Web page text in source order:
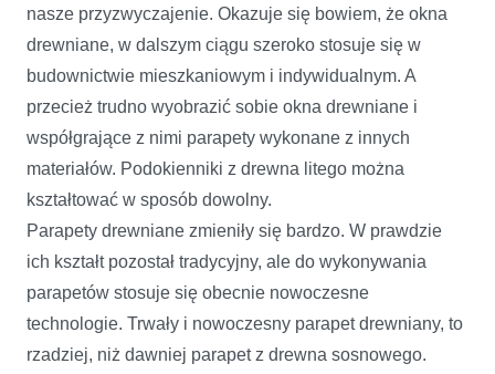
nasze przyzwyczajenie. Okazuje się bowiem, że okna
drewniane, w dalszym ciągu szeroko stosuje się w
budownictwie mieszkaniowym i indywidualnym. A
przecież trudno wyobrazić sobie okna drewniane i
współgrające z nimi parapety wykonane z innych
materiałów. Podokienniki z drewna litego można
kształtować w sposób dowolny.
Parapety drewniane zmieniły się bardzo. W prawdzie
ich kształt pozostał tradycyjny, ale do wykonywania
parapetów stosuje się obecnie nowoczesne
technologie. Trwały i nowoczesny parapet drewniany, to
rzadziej, niż dawniej parapet z drewna sosnowego.